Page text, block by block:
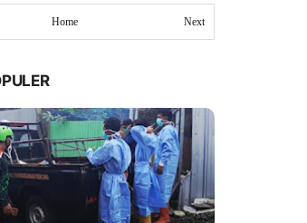
Next
Home